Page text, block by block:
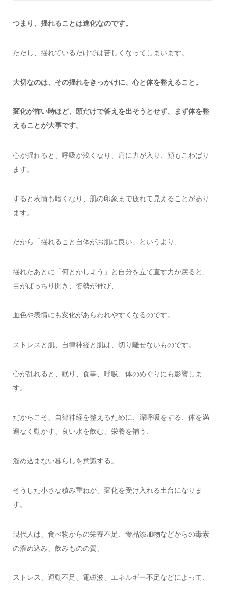
つまり、揺れることは進化なのです。
ただし、揺れているだけでは苦しくなってしまいます。
大切なのは、その揺れをきっかけに、心と体を整えること。
変化が怖い時ほど、頭だけで答えを出そうとせず、まず体を整
えることが大事です。
心が揺れると、呼吸が浅くなり、肩に力が入り、顔もこわばり
ます。
すると表情も暗くなり、肌の印象まで疲れて見えることがあり
ます。
だから「揺れること自体がお肌に良い」というより、
揺れたあとに「何とかしよう」と自分を立て直す力が戻ると、
目がぱっちり開き、姿勢が伸び、
血色や表情にも変化があらわれやすくなるのです。
ストレスと肌、自律神経と肌は、切り離せないものです。
心が乱れると、眠り、食事、呼吸、体のめぐりにも影響しま
す。
だからこそ、自律神経を整えるために、深呼吸をする、体を満
遍なく動かす、良い水を飲む、栄養を補う、
溜め込まない暮らしを意識する。
そうした小さな積み重ねが、変化を受け入れる土台になりま
す。
現代人は、食べ物からの栄養不足、食品添加物などからの毒素
の溜め込み、飲みものの質、
ストレス、運動不足、電磁波、エネルギー不足などによって、